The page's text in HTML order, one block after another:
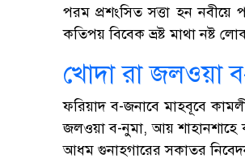
পরম প্রশংসিত সত্তা হন নবীয়ে
কতিপয় বিবেক ভ্রষ্ট মাথা নষ্ট
খোদা রা জলওয়া
ফরিয়াদ ব-জনাবে মাহবূবে
জলওয়া ব-নুমা, আয় শাহানশাহে